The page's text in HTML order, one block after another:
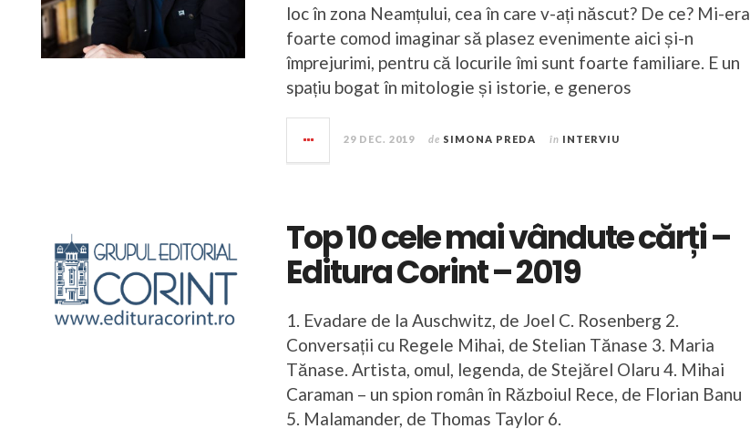
loc în zona Neamțului, cea în care v-ați născut? De ce? Mi-era
foarte comod imaginar să plasez evenimente aici și-n
împrejurimi, pentru că locurile îmi sunt foarte familiare. E un
spațiu bogat în mitologie și istorie, e generos
29 DEC. 2019 de SIMONA PREDA în INTERVIU
Top 10 cele mai vândute cărți –
Editura Corint – 2019
1. Evadare de la Auschwitz, de Joel C. Rosenberg 2.
Conversații cu Regele Mihai, de Stelian Tănase 3. Maria
Tănase. Artista, omul, legenda, de Stejărel Olaru 4. Mihai
Caraman – un spion român în Războiul Rece, de Florian Banu
5. Malamander, de Thomas Taylor 6.